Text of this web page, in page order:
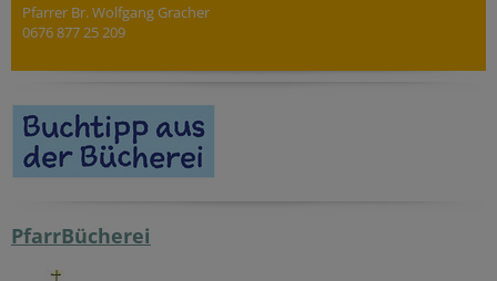
Pfarrer Br. Wolfgang Gracher
0676 877 25 209
PfarrBücherei